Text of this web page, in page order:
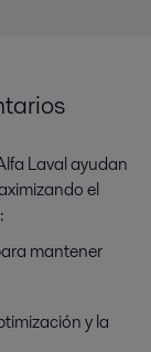
Laval ayudan
el
mantener
y la